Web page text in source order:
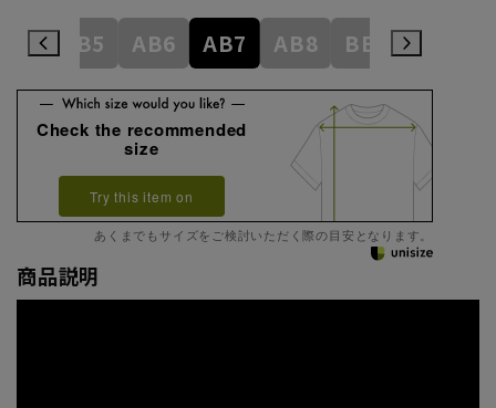
AB5 AB6 AB7 AB8 BE3 BE4
Check the recommended
size
Try this item on
あくまでもサイズをご検討いただく際の目安となります。
商品説明